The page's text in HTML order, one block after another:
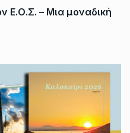
Ε.Ο.Σ. – Μια μοναδική